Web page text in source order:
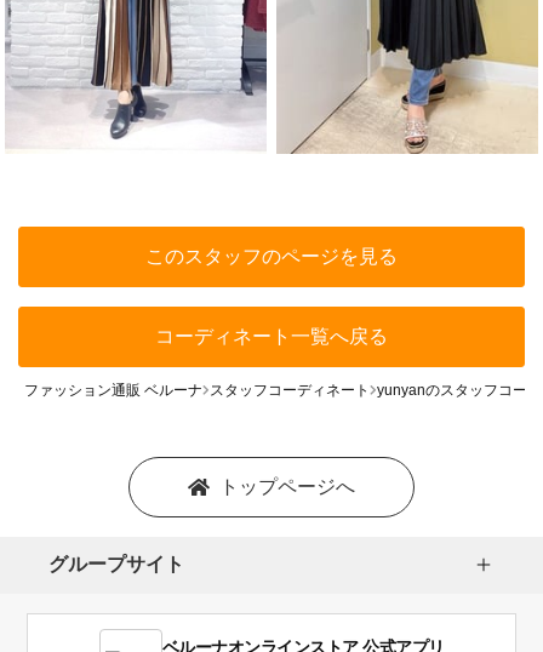
このスタッフのページを見る
コーディネート一覧へ戻る
ファッション通販 ベルーナ スタッフコーディネート yunyanのスタッフコー
トップページへ
グループサイト
ベルーナオンラインストア 公式アプリ